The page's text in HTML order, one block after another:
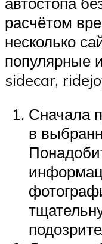
расчётом
несколько
популярные
sidecar,
Сначала
в